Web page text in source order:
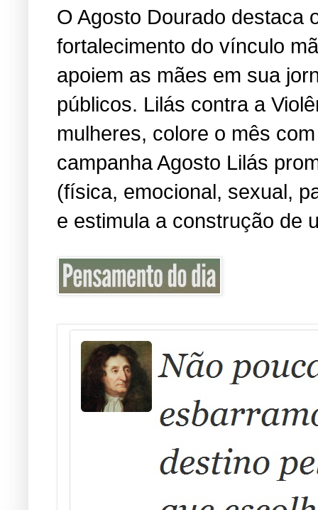
O Agosto Dourado destaca
fortalecimento do vínculo
apoiem as mães em sua
públicos. Lilás contra a
mulheres, colore o mês
campanha Agosto Lilás
(física, emocional, sexual,
e estimula a construção de